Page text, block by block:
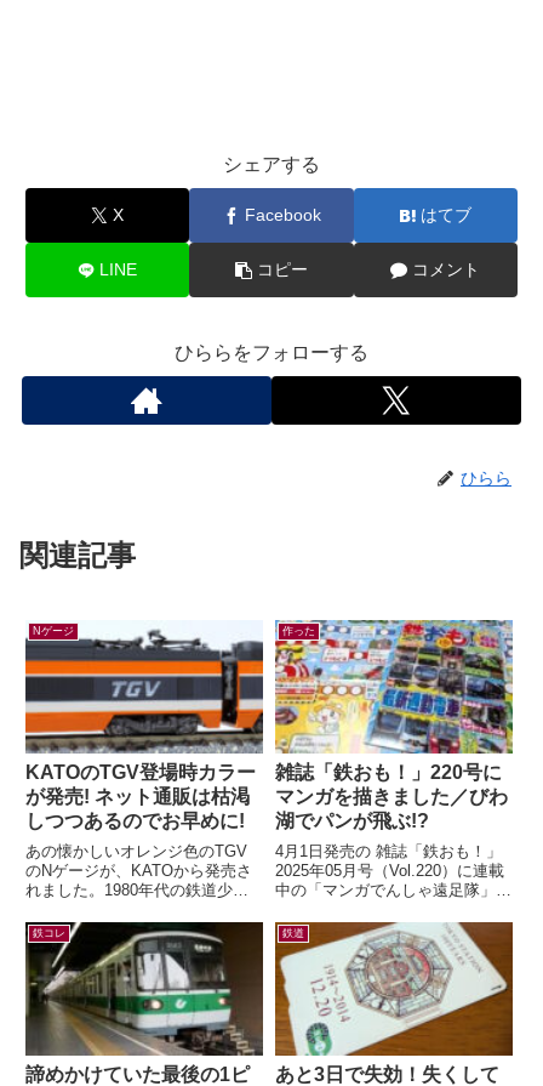
シェアする
X Facebook はてブ
LINE コピー コメント
ひららをフォローする
ひらら
関連記事
Nゲージ
KATOのTGV登場時カラー
が発売! ネット通販は枯渇
しつつあるのでお早めに!
あの懐かしいオレンジ色のTGV
のNゲージが、KATOから発売さ
れました。1980年代の鉄道少年
ったのが、この初代TGV。フラ
ンスの...
作った
雑誌「鉄おも！」220号に
マンガを描きました／びわ
湖でパンが飛ぶ!?
4月1日発売の 雑誌「鉄おも！」
2025年05月号（Vol.220）に連載
中の「マンガでんしゃ遠足隊」最
湖のしっぽでパンが飛んだ！...
鉄コレ
諦めかけていた最後の1ピ
鉄道
あと3日で失効！失くして